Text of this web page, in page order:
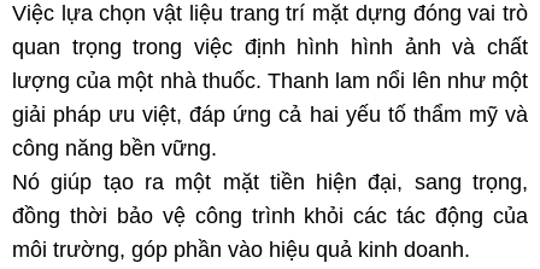
Việc lựa chọn vật liệu trang trí mặt dựng đóng vai trò
quan trọng trong việc định hình hình ảnh và chất
lượng của một nhà thuốc. Thanh lam nổi lên như một
giải pháp ưu việt, đáp ứng cả hai yếu tố thẩm mỹ và
công năng bền vững.
Nó giúp tạo ra một mặt tiền hiện đại, sang trọng,
đồng thời bảo vệ công trình khỏi các tác động của
môi trường, góp phần vào hiệu quả kinh doanh.